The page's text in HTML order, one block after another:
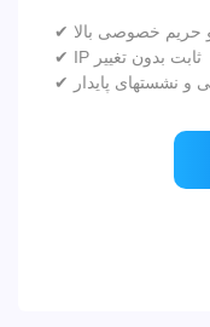
حریم خصوصی بالا
✔ IP ثابت بدون تغییر
و نشستهای پایدار